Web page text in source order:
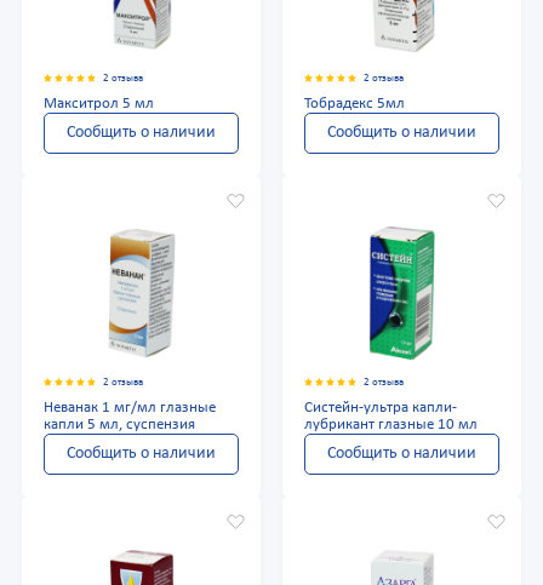
2 отзыва
Макситрол 5 мл
Сообщить о наличии
2 отзыва
Тобрадекс 5мл
Сообщить о наличии
2 отзыва
Неванак 1 мг/мл глазные
капли 5 мл, суспензия
Сообщить о наличии
2 отзыва
Систейн-ультра капли-
лубрикант глазные 10 мл
Сообщить о наличии